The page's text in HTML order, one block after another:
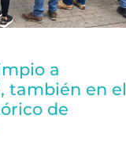
a
también en el
de